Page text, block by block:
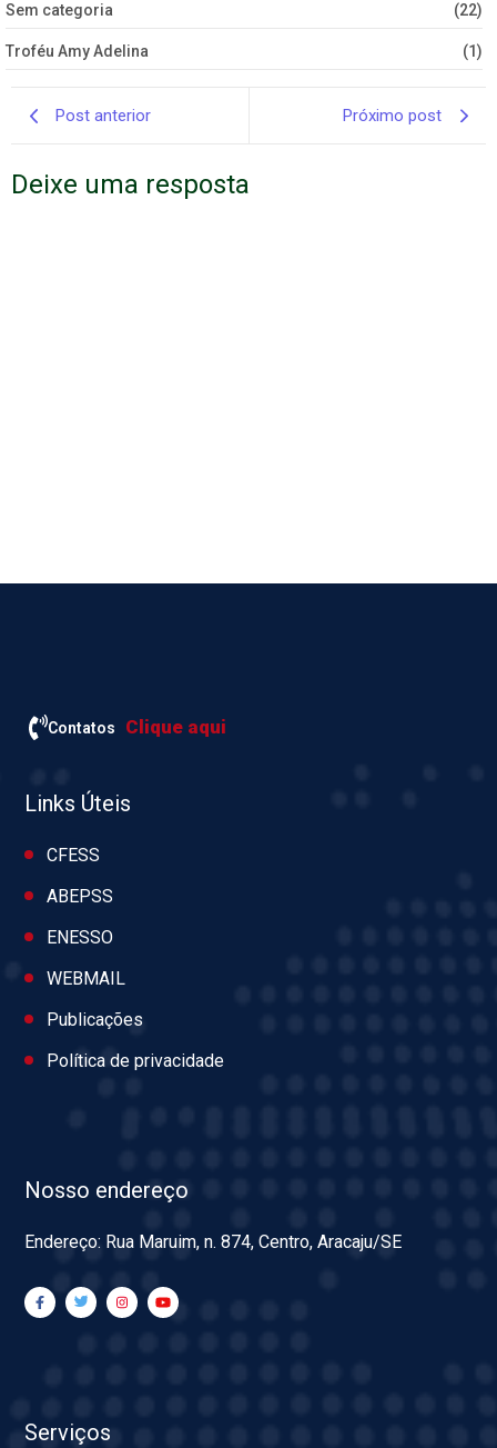
Sem categoria (22)
Troféu Amy Adelina (1)
Post anterior Próximo post
Deixe uma resposta
Contatos Clique aqui
Links Úteis
CFESS
ABEPSS
ENESSO
WEBMAIL
Publicações
Política de privacidade
Nosso endereço
Endereço: Rua Maruim, n. 874, Centro, Aracaju/SE
Serviços